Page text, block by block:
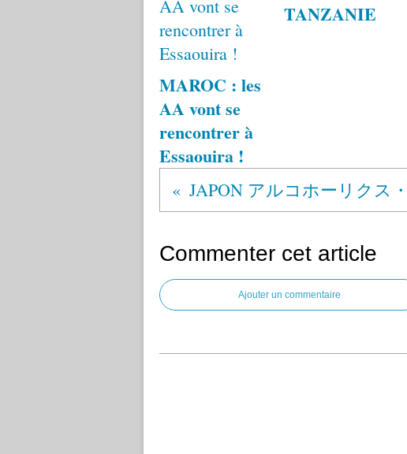
MAROC : les
AA vont se
rencontrer à
Essaouira !
TANZANIE
Commenter cet article
Ajouter un commentaire